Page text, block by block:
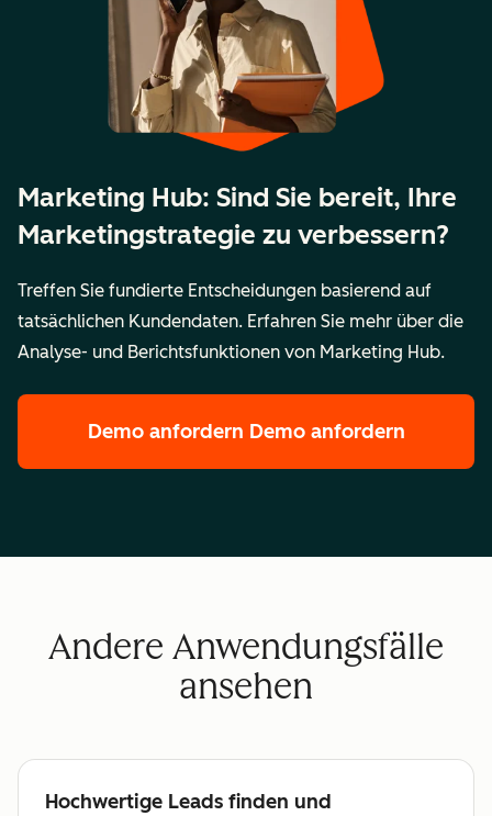
Marketing Hub: Sind Sie bereit, Ihre
Marketingstrategie zu verbessern?
Treffen Sie fundierte Entscheidungen basierend auf
tatsächlichen Kundendaten. Erfahren Sie mehr über die
Analyse- und Berichtsfunktionen von Marketing Hub.
Demo anfordern Demo anfordern
Andere Anwendungsfälle
ansehen
Hochwertige Leads finden und